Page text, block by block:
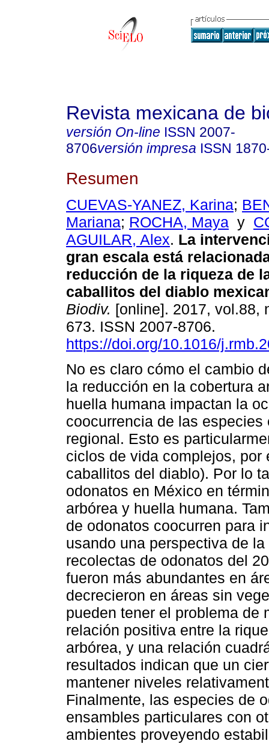
Revista mexicana de
versión On-line ISSN 2007-
8706versión impresa ISSN
Resumen
CUEVAS-YANEZ, Karina;
Mariana; ROCHA, Maya y
AGUILAR, Alex. La
gran escala está
reducción de la riqueza de
caballitos del diablo
Biodiv. [online]. 2017, vol.88,
673. ISSN 2007-8706.
https://doi.org/10.1016/
No es claro cómo el cambio
la reducción en la cobertura
huella humana impactan la
coocurrencia de las
regional. Esto es
ciclos de vida complejos,
caballitos del diablo). Por lo
odonatos en México en
arbórea y huella humana.
de odonatos coocurren para
usando una perspectiva de
recolectas de odonatos del
fueron más abundantes en
decrecieron en áreas sin
pueden tener el problema de
relación positiva entre la
arbórea, y una relación
resultados indican que un
mantener niveles
Finalmente, las especies de
ensambles particulares con
ambientes proveyendo